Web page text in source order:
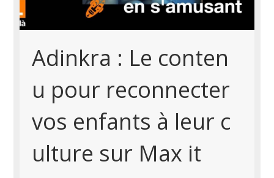
Adinkra : Le conten
u pour reconnecter
vos enfants à leur c
ulture sur Max it